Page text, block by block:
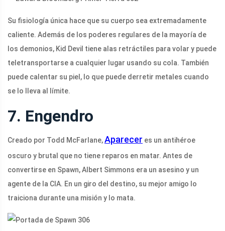
Su fisiología única hace que su cuerpo sea extremadamente
caliente. Además de los poderes regulares de la mayoría de
los demonios, Kid Devil tiene alas retráctiles para volar y puede
teletransportarse a cualquier lugar usando su cola. También
puede calentar su piel, lo que puede derretir metales cuando
se lo lleva al límite.
7. Engendro
Creado por Todd McFarlane,Aparecer es un antihéroe
oscuro y brutal que no tiene reparos en matar. Antes de
convertirse en Spawn, Albert Simmons era un asesino y un
agente de la CIA. En un giro del destino, su mejor amigo lo
traiciona durante una misión y lo mata.